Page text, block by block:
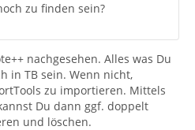
zu finden sein?
nachgesehen. Alles was Du
in TB sein. Wenn nicht,
zu importieren. Mittels
Du dann ggf. doppelt
und löschen.